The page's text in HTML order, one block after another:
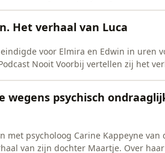
Het verhaal van Luca
voor Elmira en Edwin in uren
Nooit Voorbij vertellen zij het
wegens psychisch
met psycholoog Carine Kappeyne van
van zijn dochter Maartje. Over